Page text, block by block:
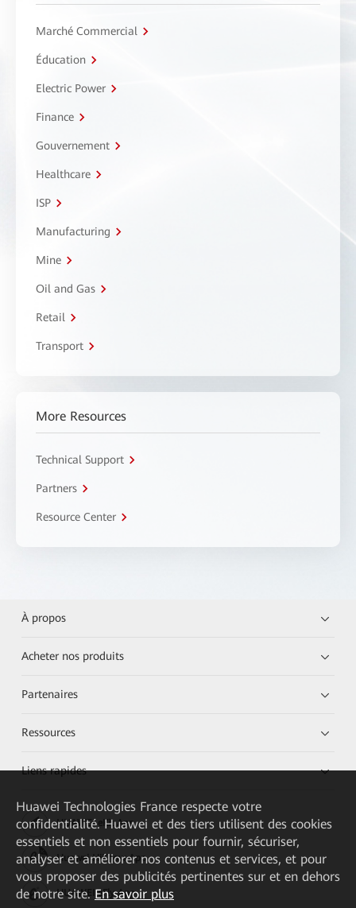
Marché Commercial
Éducation
Electric Power
Finance
Gouvernement
Healthcare
ISP
Manufacturing
Mine
Oil and Gas
Retail
Transport
More Resources
Technical Support
Partners
Resource Center
À propos
Acheter nos produits
Partenaires
Ressources
Liens rapides
HUAWEI eKit App
Huawei HiKnow App
HUAWEI eFly App
Huawei Technologies France respecte votre
confidentialité. Huawei et des tiers utilisent des cookies
essentiels et non essentiels pour fournir, sécuriser,
analyser et améliorer nos contenus et services, et pour
vous proposer des publicités pertinentes sur et en dehors
de notre site. En savoir plus